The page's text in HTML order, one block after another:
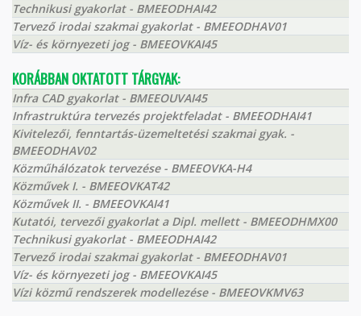
Technikusi gyakorlat - BMEEODHAI42
Tervező irodai szakmai gyakorlat - BMEEODHAV01
Víz- és környezeti jog - BMEEOVKAI45
KORÁBBAN OKTATOTT TÁRGYAK:
Infra CAD gyakorlat - BMEEOUVAI45
Infrastruktúra tervezés projektfeladat - BMEEODHAI41
Kivitelezői, fenntartás-üzemeltetési szakmai gyak. -
BMEEODHAV02
Közműhálózatok tervezése - BMEEOVKA-H4
Közművek I. - BMEEOVKAT42
Közművek II. - BMEEOVKAI41
Kutatói, tervezői gyakorlat a Dipl. mellett - BMEEODHMX00
Technikusi gyakorlat - BMEEODHAI42
Tervező irodai szakmai gyakorlat - BMEEODHAV01
Víz- és környezeti jog - BMEEOVKAI45
Vízi közmű rendszerek modellezése - BMEEOVKMV63